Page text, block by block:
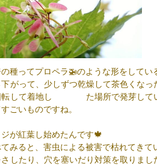
種ってプロペラ🚁のような形をしてい
がって、少しずつ乾燥して茶色くな
転して着地し た場所で発芽してい
ごいものですね。
が紅葉し始めたんです🍁
みると、害虫による被害で枯れてきて
したり、穴を塞いだり対策を取りま